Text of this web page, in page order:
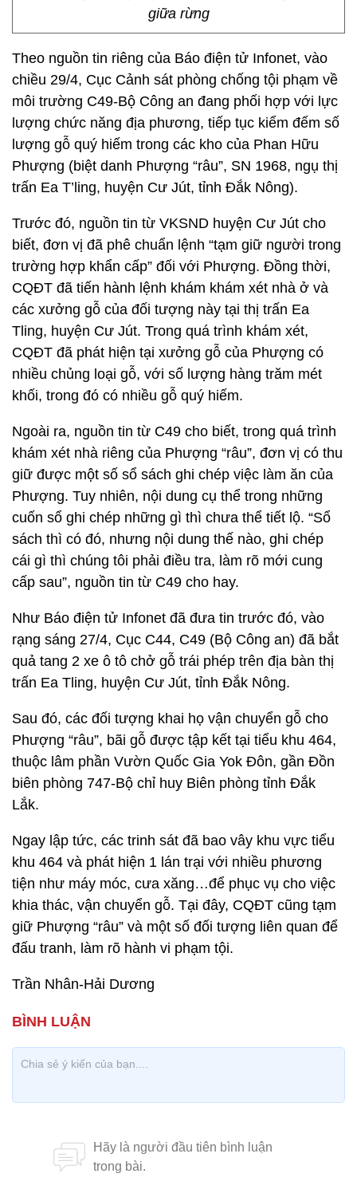
giữa rừng
Theo nguồn tin riêng của Báo điện tử Infonet, vào
chiều 29/4, Cục Cảnh sát phòng chống tội phạm về
môi trường C49-Bộ Công an đang phối hợp với lực
lượng chức năng địa phương, tiếp tục kiểm đếm số
lượng gỗ quý hiếm trong các kho của Phan Hữu
Phượng (biệt danh Phượng “râu”, SN 1968, ngụ thị
trấn Ea T’ling, huyện Cư Jút, tỉnh Đắk Nông).
Trước đó, nguồn tin từ VKSND huyện Cư Jút cho
biết, đơn vị đã phê chuẩn lệnh “tạm giữ người trong
trường hợp khẩn cấp” đối với Phượng. Đồng thời,
CQĐT đã tiến hành lệnh khám khám xét nhà ở và
các xưởng gỗ của đối tượng này tại thị trấn Ea
Tling, huyện Cư Jút. Trong quá trình khám xét,
CQĐT đã phát hiện tại xưởng gỗ của Phượng có
nhiều chủng loại gỗ, với số lượng hàng trăm mét
khối, trong đó có nhiều gỗ quý hiếm.
Ngoài ra, nguồn tin từ C49 cho biết, trong quá trình
khám xét nhà riêng của Phượng “râu”, đơn vị có thu
giữ được một số sổ sách ghi chép việc làm ăn của
Phượng. Tuy nhiên, nội dung cụ thể trong những
cuốn sổ ghi chép những gì thì chưa thể tiết lộ. “Sổ
sách thì có đó, nhưng nội dung thế nào, ghi chép
cái gì thì chúng tôi phải điều tra, làm rõ mới cung
cấp sau”, nguồn tin từ C49 cho hay.
Như Báo điện tử Infonet đã đưa tin trước đó, vào
rạng sáng 27/4, Cục C44, C49 (Bộ Công an) đã bắt
quả tang 2 xe ô tô chở gỗ trái phép trên địa bàn thị
trấn Ea Tling, huyện Cư Jút, tỉnh Đắk Nông.
Sau đó, các đối tượng khai họ vận chuyển gỗ cho
Phượng “râu”, bãi gỗ được tập kết tại tiểu khu 464,
thuộc lâm phần Vườn Quốc Gia Yok Đôn, gần Đồn
biên phòng 747-Bộ chỉ huy Biên phòng tỉnh Đắk
Lắk.
Ngay lập tức, các trinh sát đã bao vây khu vực tiểu
khu 464 và phát hiện 1 lán trại với nhiều phương
tiện như máy móc, cưa xăng…để phục vụ cho việc
khia thác, vận chuyển gỗ. Tại đây, CQĐT cũng tạm
giữ Phượng “râu” và một số đối tượng liên quan để
đấu tranh, làm rõ hành vi phạm tội.
Trần Nhân-Hải Dương